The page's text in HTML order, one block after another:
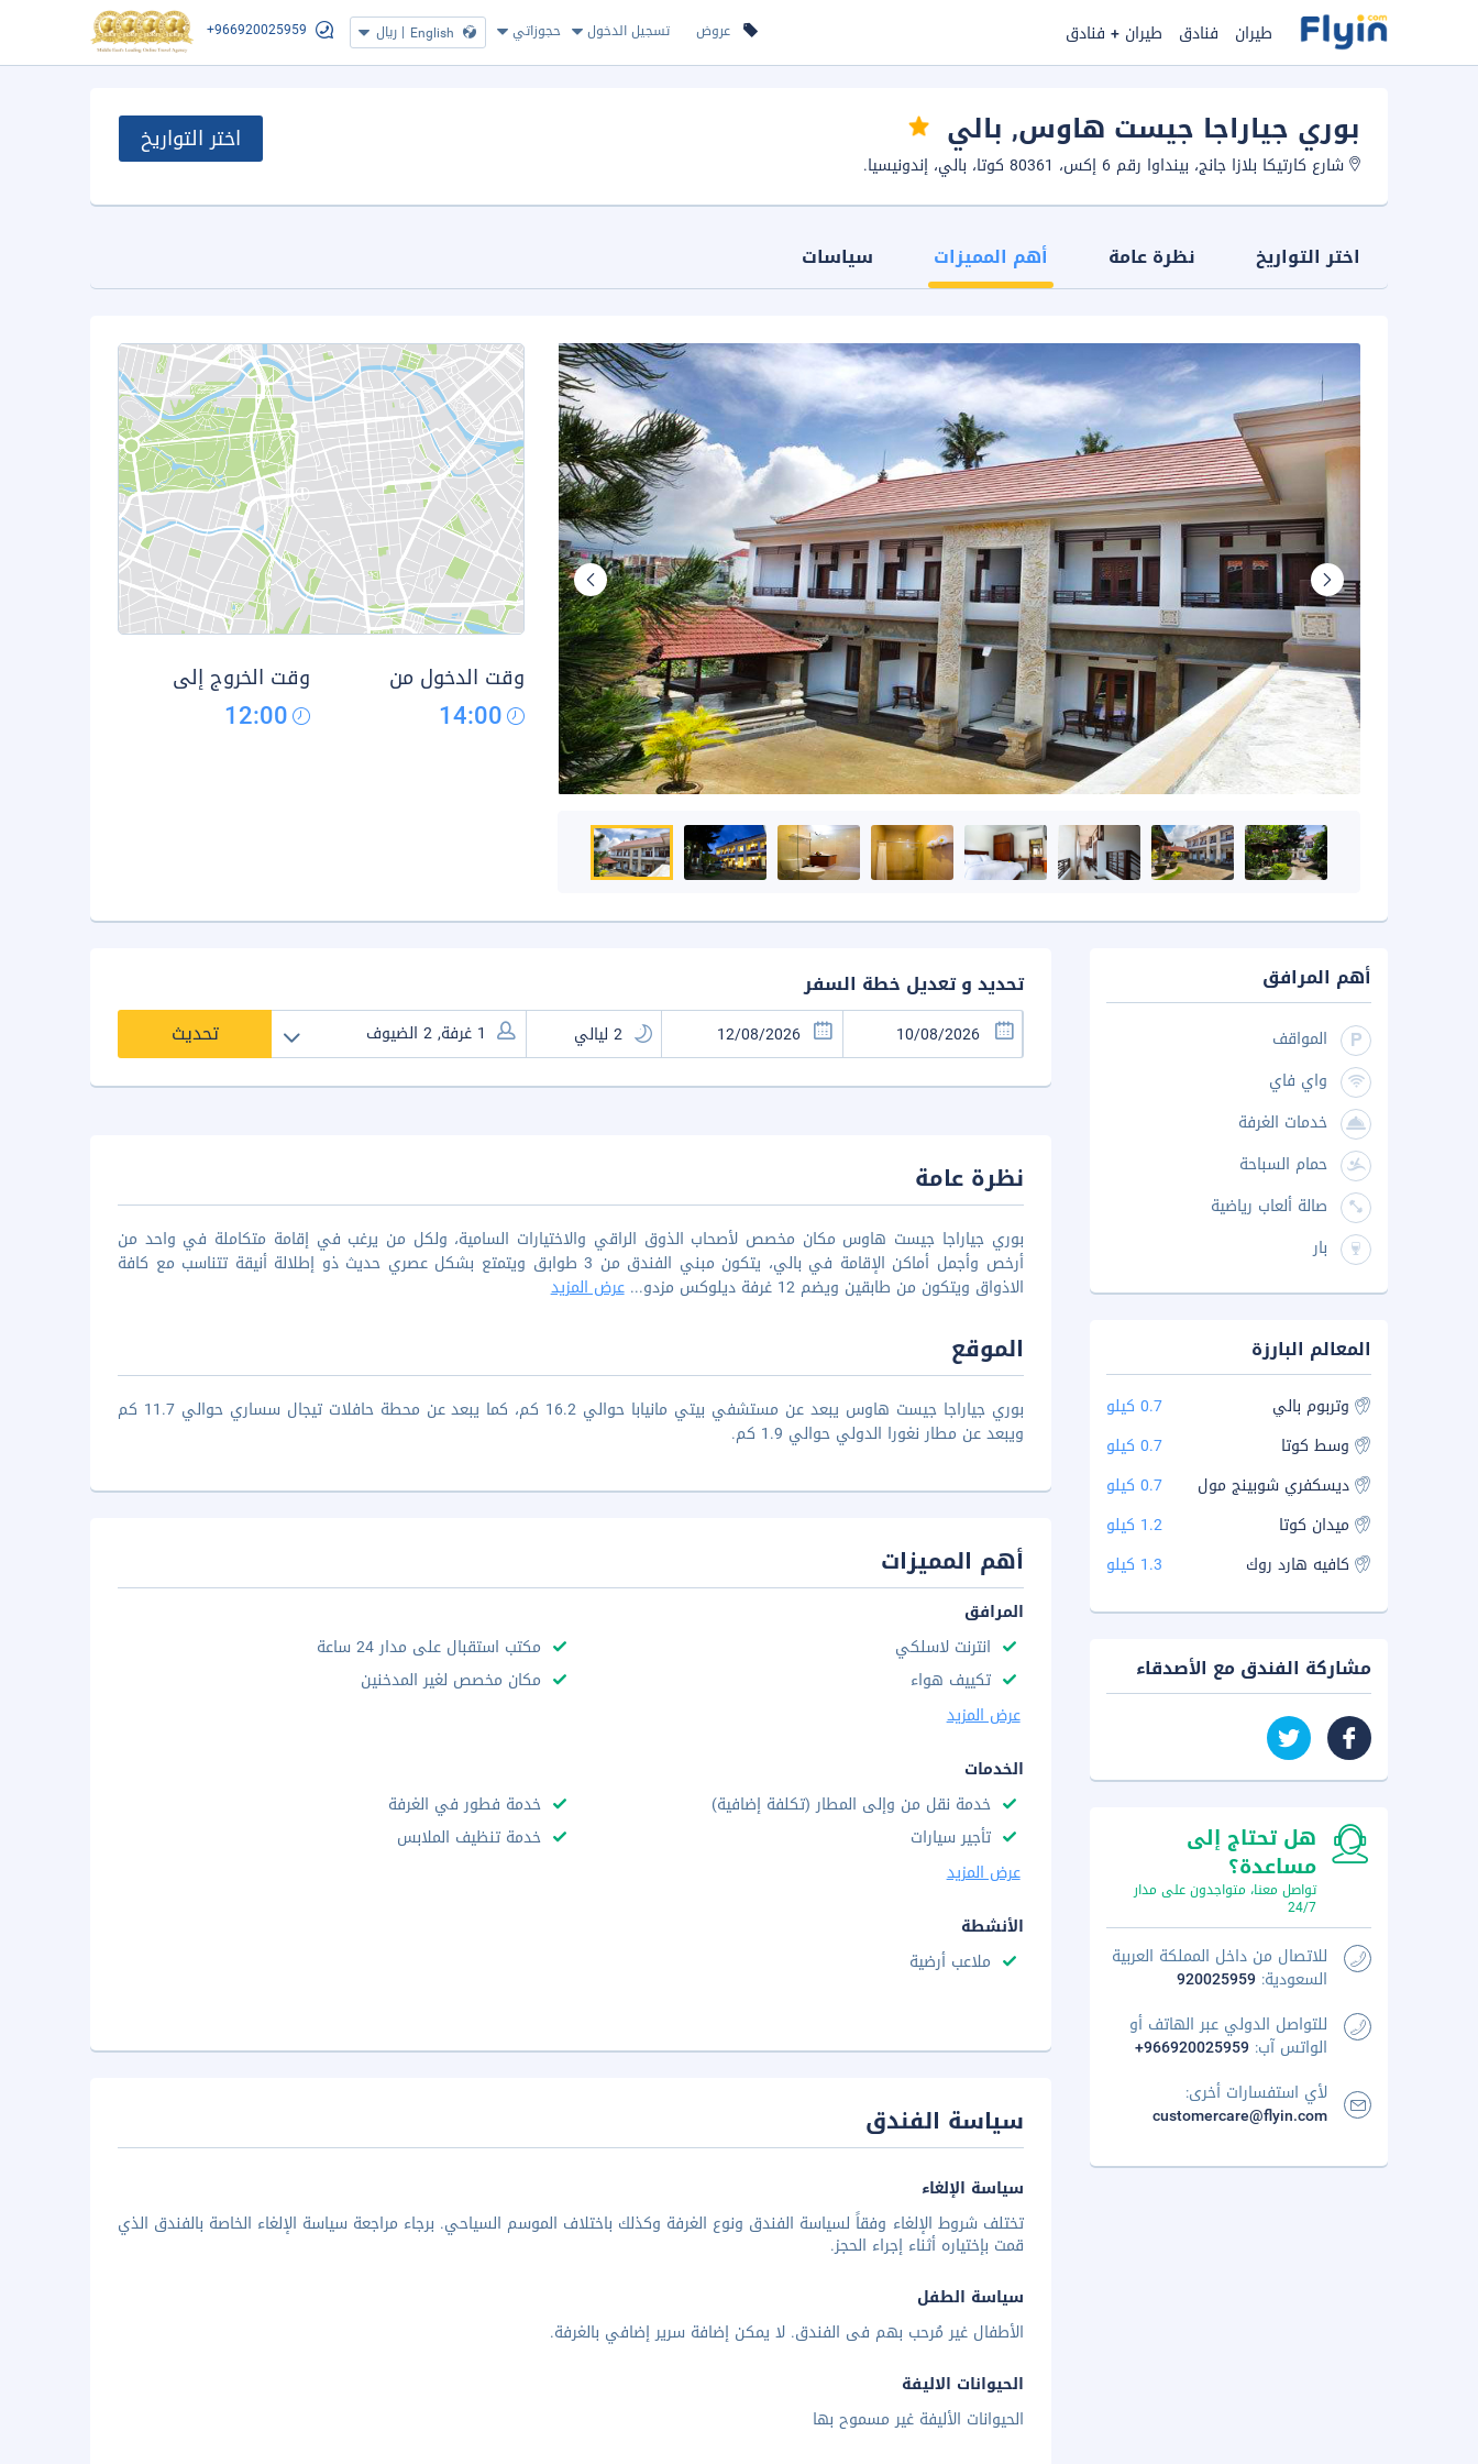
عروض تسجيل الدخول حجوزاتي English
| ريال +966920025959 طيران فنادق طيران + فنادق
بوري جياراجا جيست هاوس, بالي
شارع كارتيكا بلازا جانج، بينداوا رقم 6 إكس، 80361 كوتا، بالي، إندونيسيا.
اختر التواريخ
اختر التواريخ نظرة عامة أهم المميزات سياسات
وقت الدخول من
14:00
وقت الخروج إلى
12:00
تحديد و تعديل خطة السفر
تحديث
نظرة عامة
بوري جياراجا جيست هاوس مكان مخصص لأصحاب الذوق الراقي والاختيارات السامية، ولكل من يرغب في إقامة متكاملة في واحد من
أرخص وأجمل أماكن الإقامة في بالي، يتكون مبني الفندق من 3 طوابق ويتمتع بشكل عصري حديث ذو إطلالة أنيقة تتناسب مع كافة
الاذواق ويتكون من طابقين ويضم 12 غرفة ديلوكس مزدو
...عرض المزيد
الموقع
بوري جياراجا جيست هاوس يبعد عن مستشفي بيتي مانيابا حوالي 16.2 كم، كما يبعد عن محطة حافلات تيجال سساري حوالي 11.7 كم
ويبعد عن مطار نغورا الدولي حوالي 1.9 كم.
أهم المميزات
المرافق
انترنت لاسلكي
مكتب استقبال على مدار 24 ساعة
تكييف هواء
مكان مخصص لغير المدخنين
عرض المزيد
الخدمات
خدمة نقل من وإلى المطار (تكلفة إضافية)
خدمة فطور في الغرفة
تأجير سيارات
خدمة تنظيف الملابس
عرض المزيد
الأنشطة
ملاعب أرضية
سياسة الفندق
سياسة الإلغاء
تختلف شروط الإلغاء وفقاً لسياسة الفندق ونوع الغرفة وكذلك باختلاف الموسم السياحي. برجاء مراجعة سياسة الإلغاء الخاصة بالفندق الذي
قمت بإختياره أثناء إجراء الحجز.
سياسة الطفل
الأطفال غير مُرحب بهم فى الفندق. لا يمكن إضافة سرير إضافي بالغرفة.
الحيوانات الاليفة
الحيوانات الأليفة غير مسموح بها
أهم المرافق
المواقف
واي فاي
خدمات الغرفة
حمام السباحة
صالة ألعاب رياضية
بار
المعالم البارزة
وتربوم بالي
0.7 كيلو
وسط كوتا
0.7 كيلو
ديسكفري شوبينج مول
0.7 كيلو
ميدان كوتا
1.2 كيلو
كافيه هارد روك
1.3 كيلو
مشاركة الفندق مع الأصدقاء
هل تحتاج إلى
مساعدة؟
تواصل معنا، متواجدون على مدار
24/7
للاتصال من داخل المملكة العربية
السعودية: 920025959
للتواصل الدولي عبر الهاتف أو
الواتس آب: +966920025959
لأي استفسارات أخرى:
customercare@flyin.com